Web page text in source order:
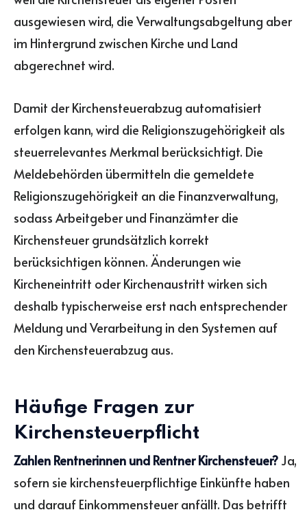
ausgewiesen wird, die Verwaltungsabgeltung aber
im Hintergrund zwischen Kirche und Land
abgerechnet wird.
Damit der Kirchensteuerabzug automatisiert
erfolgen kann, wird die Religionszugehörigkeit als
steuerrelevantes Merkmal berücksichtigt. Die
Meldebehörden übermitteln die gemeldete
Religionszugehörigkeit an die Finanzverwaltung,
sodass Arbeitgeber und Finanzämter die
Kirchensteuer grundsätzlich korrekt
berücksichtigen können. Änderungen wie
Kircheneintritt oder Kirchenaustritt wirken sich
deshalb typischerweise erst nach entsprechender
Meldung und Verarbeitung in den Systemen auf
den Kirchensteuerabzug aus.
Häufige Fragen zur
Kirchensteuerpflicht
Zahlen Rentnerinnen und Rentner Kirchensteuer? Ja,
sofern sie kirchensteuerpflichtige Einkünfte haben
und darauf Einkommensteuer anfällt. Das betrifft